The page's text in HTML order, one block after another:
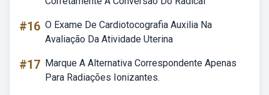
#16 O Exame De Cardiotocografia Auxilia Na
Avaliação Da Atividade Uterina
#17 Marque A Alternativa Correspondente Apenas
Para Radiações Ionizantes.